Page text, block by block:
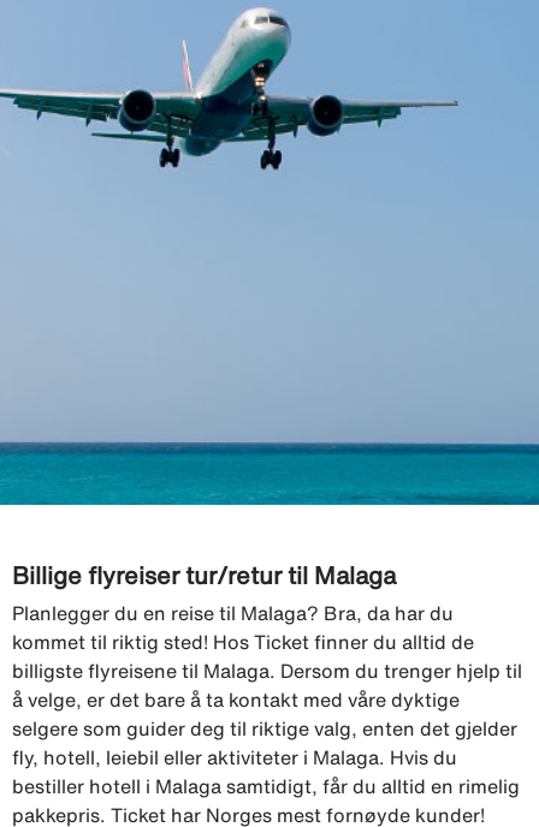
Billige flyreiser tur/retur til Malaga
Planlegger du en reise til Malaga? Bra, da har du
kommet til riktig sted! Hos Ticket finner du alltid de
billigste flyreisene til Malaga. Dersom du trenger hjelp til
å velge, er det bare å ta kontakt med våre dyktige
selgere som guider deg til riktige valg, enten det gjelder
fly, hotell, leiebil eller aktiviteter i Malaga. Hvis du
bestiller hotell i Malaga samtidigt, får du alltid en rimelig
pakkepris. Ticket har Norges mest fornøyde kunder!